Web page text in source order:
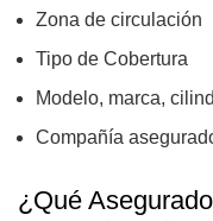
Zona de circulación
Tipo de Cobertura
Modelo, marca,
Compañía
¿Qué